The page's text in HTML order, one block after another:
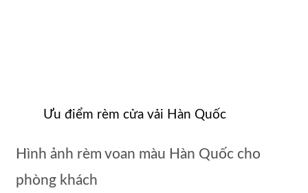
Ưu điểm rèm cửa vải Hàn Quốc
Hình ảnh rèm voan màu Hàn Quốc cho
phòng khách